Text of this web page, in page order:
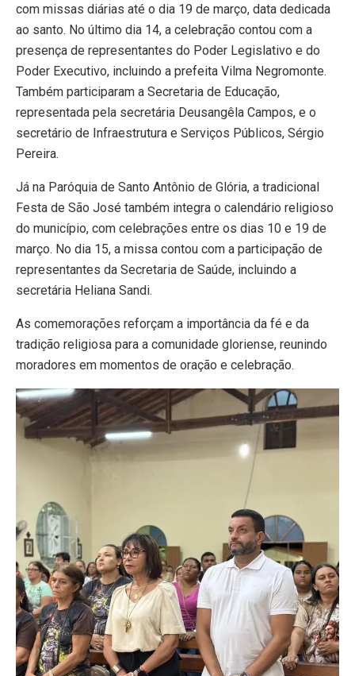
com missas diárias até o dia 19 de março, data dedicada
ao santo. No último dia 14, a celebração contou com a
presença de representantes do Poder Legislativo e do
Poder Executivo, incluindo a prefeita Vilma Negromonte.
Também participaram a Secretaria de Educação,
representada pela secretária Deusangêla Campos, e o
secretário de Infraestrutura e Serviços Públicos, Sérgio
Pereira.
Já na Paróquia de Santo Antônio de Glória, a tradicional
Festa de São José também integra o calendário religioso
do município, com celebrações entre os dias 10 e 19 de
março. No dia 15, a missa contou com a participação de
representantes da Secretaria de Saúde, incluindo a
secretária Heliana Sandi.
As comemorações reforçam a importância da fé e da
tradição religiosa para a comunidade gloriense, reunindo
moradores em momentos de oração e celebração.